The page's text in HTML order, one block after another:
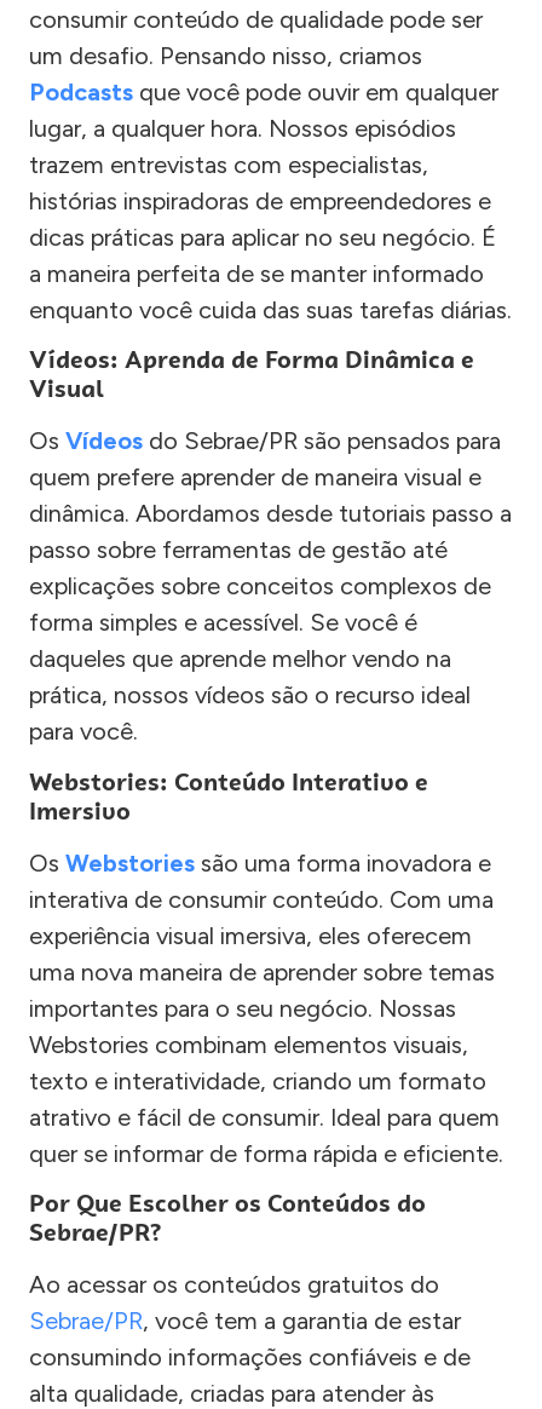
consumir conteúdo de qualidade pode ser
um desafio. Pensando nisso, criamos
Podcasts que você pode ouvir em qualquer
lugar, a qualquer hora. Nossos episódios
trazem entrevistas com especialistas,
histórias inspiradoras de empreendedores e
dicas práticas para aplicar no seu negócio. É
a maneira perfeita de se manter informado
enquanto você cuida das suas tarefas diárias.
Vídeos: Aprenda de Forma Dinâmica e
Visual
Os Vídeos do Sebrae/PR são pensados para
quem prefere aprender de maneira visual e
dinâmica. Abordamos desde tutoriais passo a
passo sobre ferramentas de gestão até
explicações sobre conceitos complexos de
forma simples e acessível. Se você é
daqueles que aprende melhor vendo na
prática, nossos vídeos são o recurso ideal
para você.
Webstories: Conteúdo Interativo e
Imersivo
Os Webstories são uma forma inovadora e
interativa de consumir conteúdo. Com uma
experiência visual imersiva, eles oferecem
uma nova maneira de aprender sobre temas
importantes para o seu negócio. Nossas
Webstories combinam elementos visuais,
texto e interatividade, criando um formato
atrativo e fácil de consumir. Ideal para quem
quer se informar de forma rápida e eficiente.
Por Que Escolher os Conteúdos do
Sebrae/PR?
Ao acessar os conteúdos gratuitos do
Sebrae/PR, você tem a garantia de estar
consumindo informações confiáveis e de
alta qualidade, criadas para atender às